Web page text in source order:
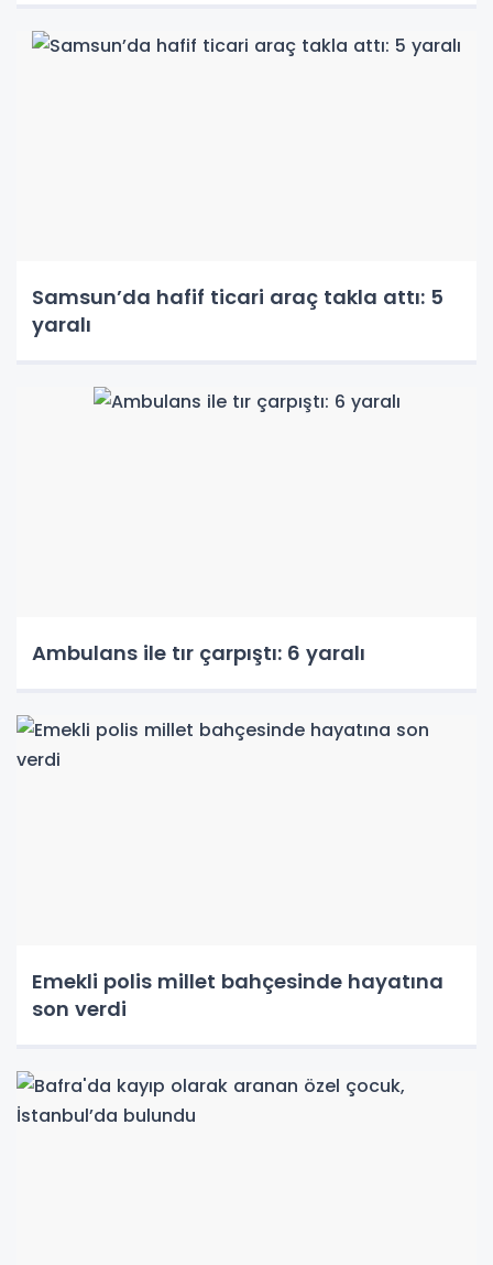
Samsun’da hafif ticari araç takla attı: 5
yaralı
Ambulans ile tır çarpıştı: 6 yaralı
Emekli polis millet bahçesinde hayatına
son verdi